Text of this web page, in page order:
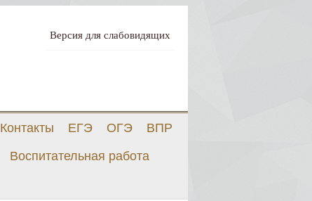
Версия для слабовидящих
Контакты ЕГЭ ОГЭ
ВПР
Воспитательная работа